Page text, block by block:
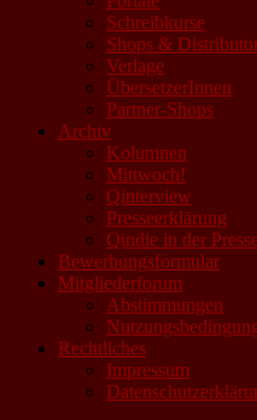
Schreibkurse
Shops &
Verlage
ÜbersetzerInnen
Partner-Shops
Archiv
Kolumnen
Mittwoch!
Qinterview
Presseerklärung
Qindie in der
Bewerbungsformular
Mitgliederforum
Abstimmungen
Rechtliches
Impressum